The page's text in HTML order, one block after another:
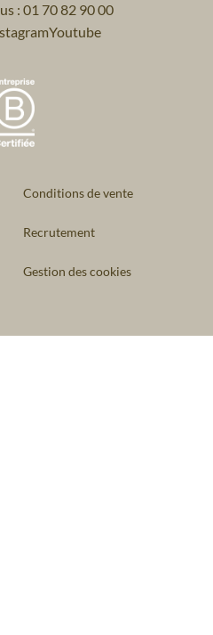
: 01 70 82 90 00
Youtube
Conditions de vente
Recrutement
Gestion des cookies